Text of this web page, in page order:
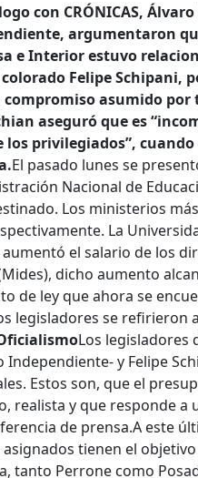
con CRÓNICAS,
argumentaron
e Interior estuvo
colorado Felipe Schipani,
asumido por
aseguró que es
los privilegiados”,
El pasado lunes se
Nacional de
Los ministerios
La
el salario de los
dicho aumento
de ley que ahora se
legisladores se refirieron
Los legisladores
Independiente- y Felipe
Estos son, que el
realista y que responde a
de prensa.A este
tienen el
tanto Perrone como